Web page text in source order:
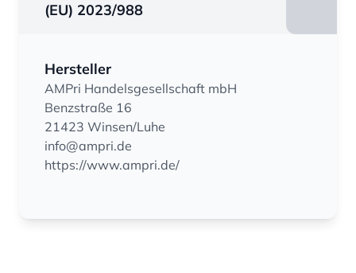
(EU) 2023/988
Hersteller
AMPri Handelsgesellschaft mbH
Benzstraße 16
21423 Winsen/Luhe
info@ampri.de
https://www.ampri.de/